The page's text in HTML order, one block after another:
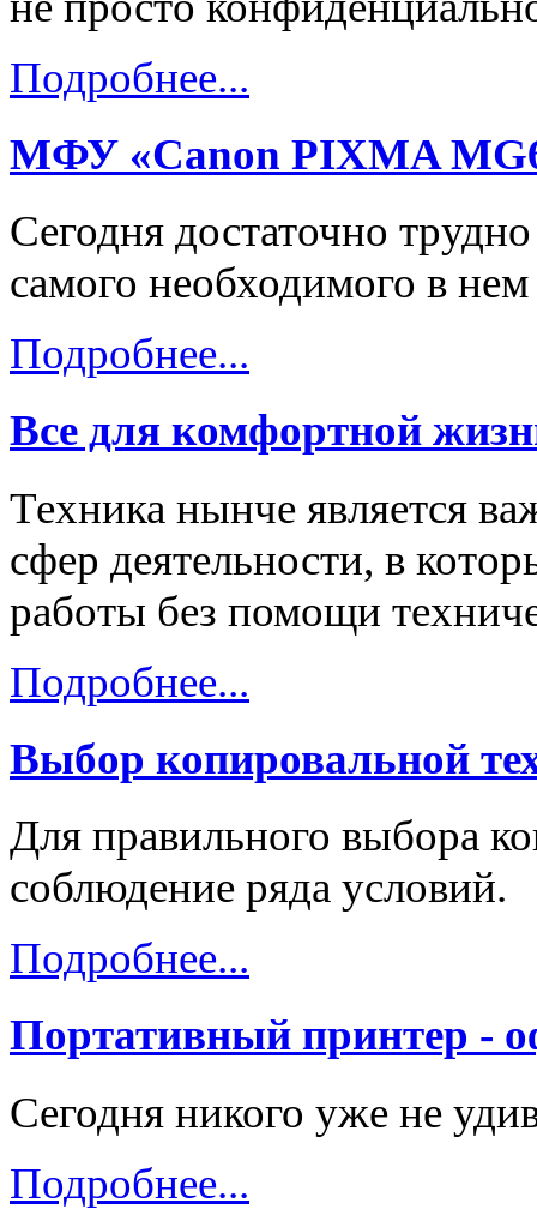
Подробнее...
МФУ «Canon PIXMA
Сегодня достаточно
самого необходимого в
Подробнее...
Все для комфортной
Техника нынче является
сфер деятельности, в
работы без помощи
Подробнее...
Выбор копировальной
Для правильного выбора
соблюдение ряда условий.
Подробнее...
Портативный принтер -
Сегодня никого уже не
Подробнее...